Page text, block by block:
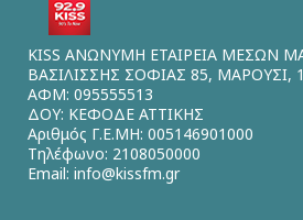
KISS ΑΝΩΝΥΜΗ ΕΤΑΙΡΕΙΑ ΜΕΣΩΝ
ΒΑΣΙΛΙΣΣΗΣ ΣΟΦΙΑΣ 85, ΜΑΡΟΥΣΙ,
ΑΦΜ: 095555513
ΔΟΥ: ΚΕΦΟΔΕ ΑΤΤΙΚΗΣ
Αριθμός Γ.Ε.ΜΗ: 005146901000
Τηλέφωνο: 2108050000
Email: info@kissfm.gr